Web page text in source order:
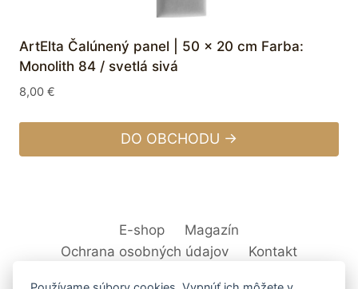
ArtElta Čalúnený panel | 50 x 20 cm Farba:
Monolith 84 / svetlá sivá
8,00 €
DO OBCHODU →
E-shop
Magazín
Ochrana osobných údajov
Kontakt